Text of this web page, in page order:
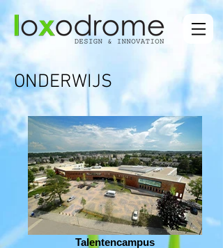
ONDERWIJS
Talentencampus